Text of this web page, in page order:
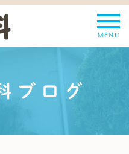
ブログ